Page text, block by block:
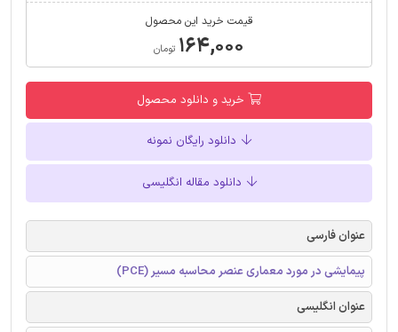
قیمت خرید این محصول
۱۶۴,۰۰۰ تومان
خرید و دانلود محصول
دانلود رایگان نمونه
دانلود مقاله انگلیسی
عنوان فارسی
پیمایشی در مورد معماری عنصر محاسبه مسیر (PCE)
عنوان انگلیسی